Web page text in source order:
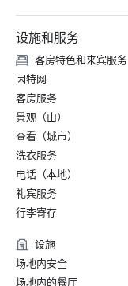
设施和服务
客房特色和来宾服务
因特网
客房服务
景观（山）
查看（城市）
洗衣服务
电话（本地）
礼宾服务
行李寄存
设施
场地内安全
场地内的餐厅